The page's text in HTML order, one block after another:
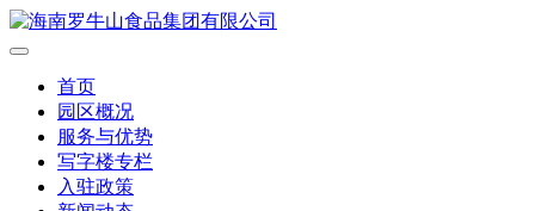
首页
园区概况
服务与优势
写字楼专栏
入驻政策